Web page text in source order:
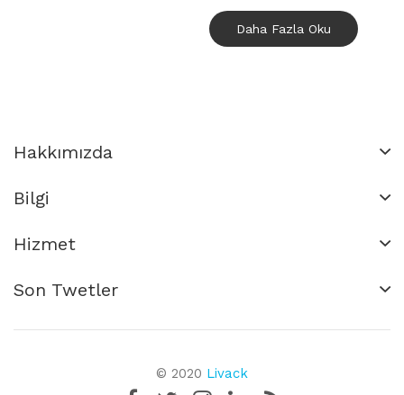
Daha Fazla Oku
Hakkımızda
Bilgi
Hizmet
Son Twetler
© 2020 Livack